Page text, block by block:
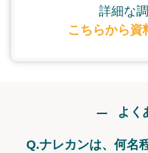
詳細な
こちらから資
よく
Q.ナレカンは、何名